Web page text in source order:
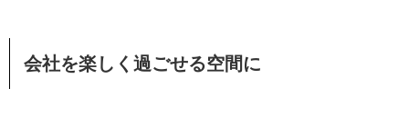
会社を楽しく過ごせる空間に